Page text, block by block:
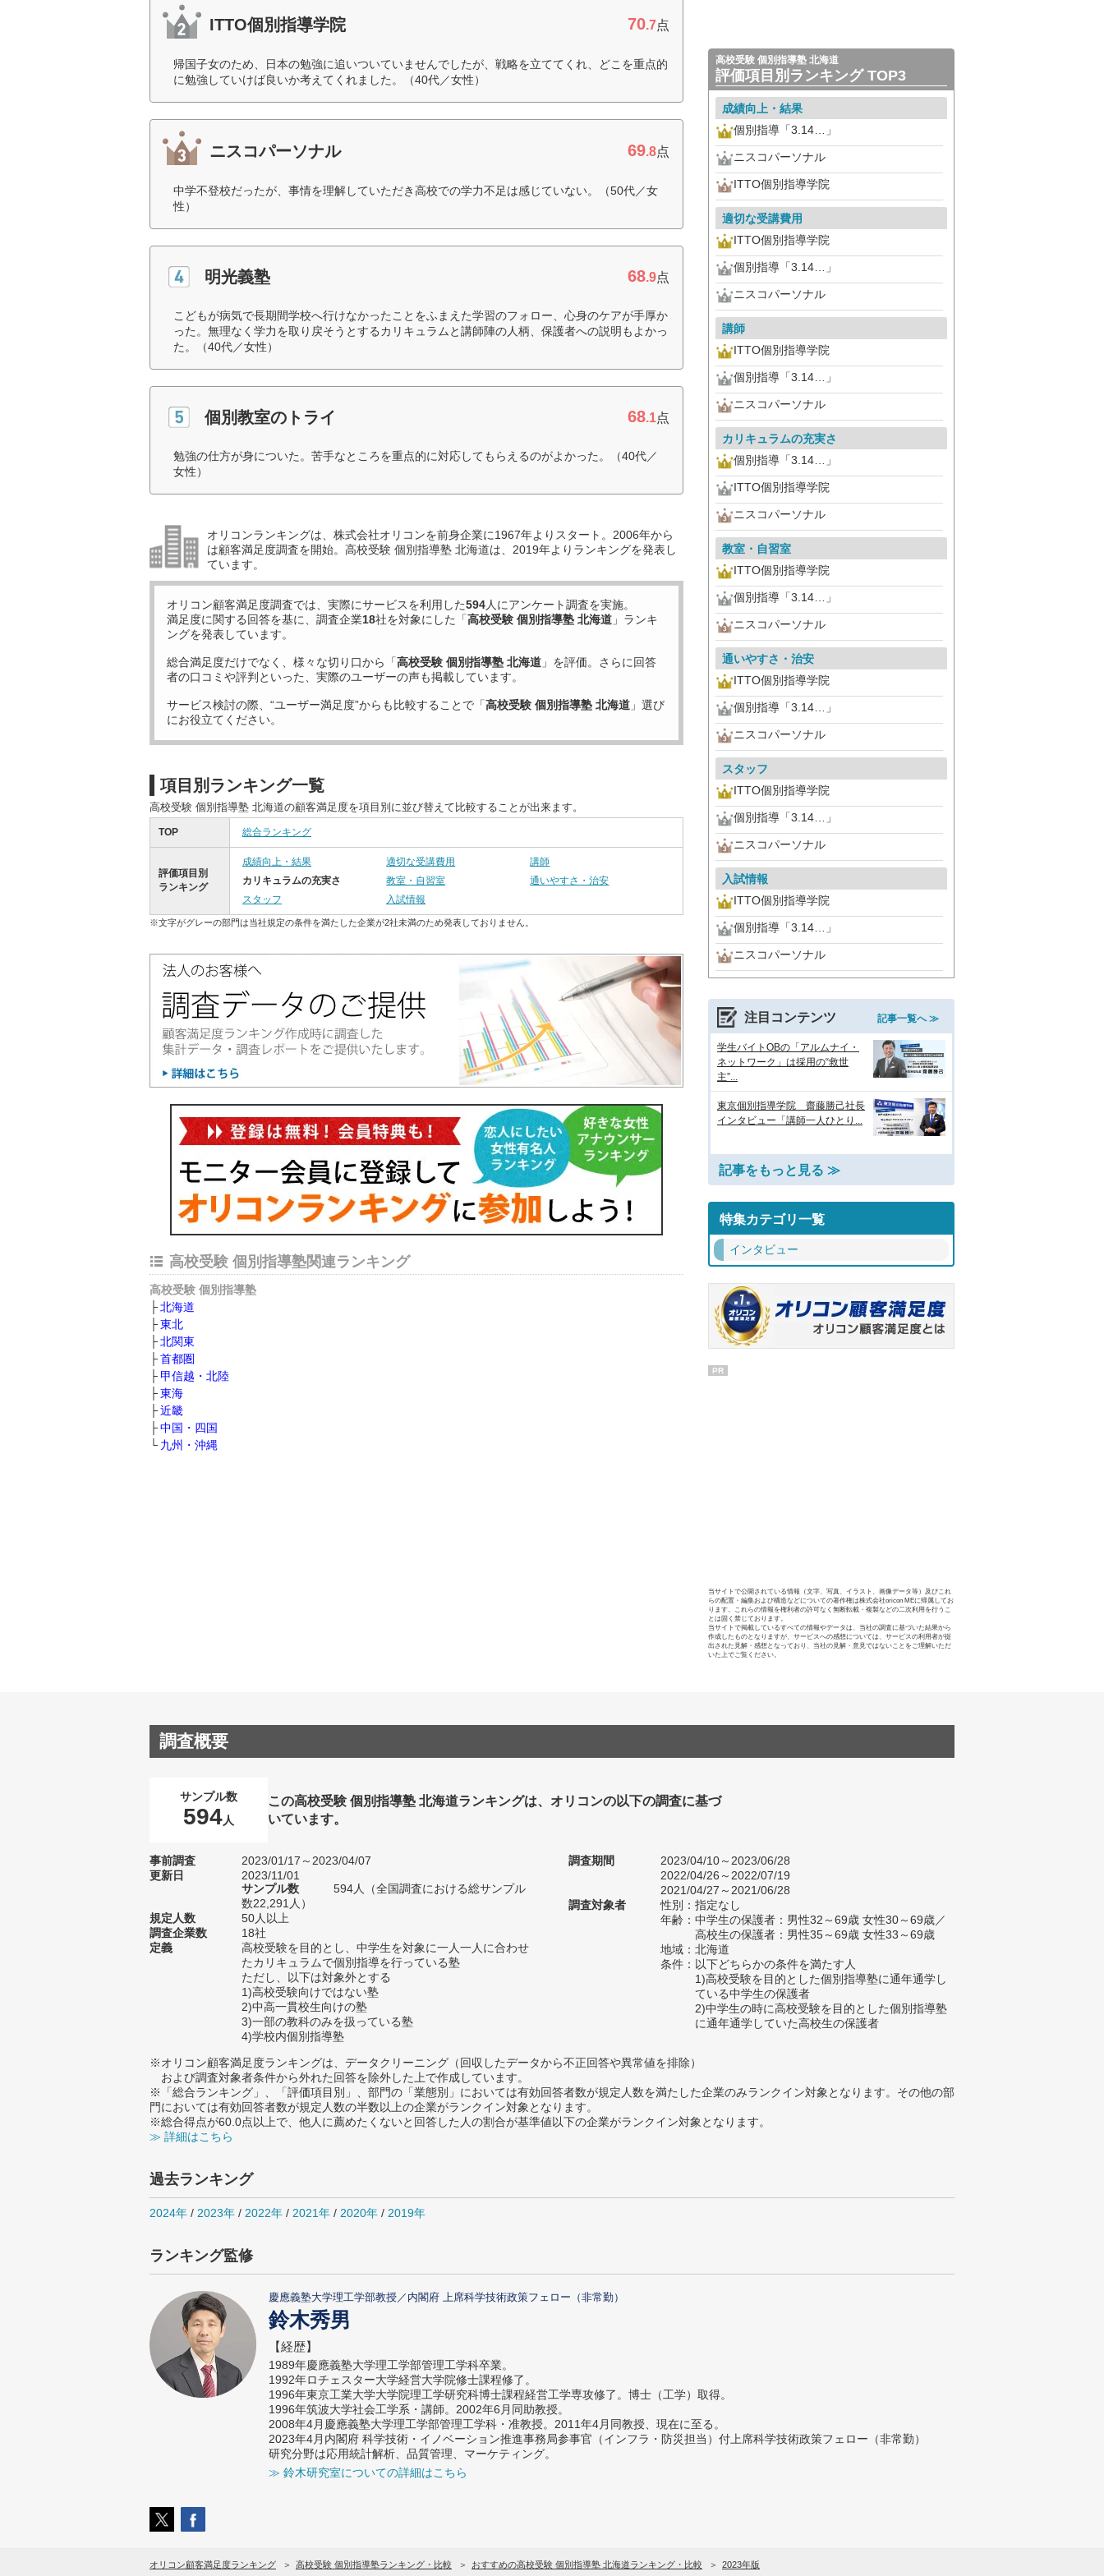
ITTO個別指導学院 70.7点
帰国子女のため、日本の勉強に追いついていませんでしたが、戦略を立ててくれ、どこを重点的
に勉強していけば良いか考えてくれました。（40代／女性）
ニスコパーソナル 69.8点
中学不登校だったが、事情を理解していただき高校での学力不足は感じていない。（50代／女
性）
明光義塾 68.9点
こどもが病気で長期間学校へ行けなかったことをふまえた学習のフォロー、心身のケアが手厚か
った。無理なく学力を取り戻そうとするカリキュラムと講師陣の人柄、保護者への説明もよかっ
た。（40代／女性）
個別教室のトライ 68.1点
勉強の仕方が身についた。苦手なところを重点的に対応してもらえるのがよかった。（40代／
女性）
オリコンランキングは、株式会社オリコンを前身企業に1967年よりスタート。2006年から
は顧客満足度調査を開始。高校受験 個別指導塾 北海道は、2019年よりランキングを発表し
ています。
オリコン顧客満足度調査では、実際にサービスを利用した594人にアンケート調査を実施。
満足度に関する回答を基に、調査企業18社を対象にした「高校受験 個別指導塾 北海道 」ランキ
ングを発表しています。
総合満足度だけでなく、様々な切り口から「高校受験 個別指導塾 北海道 」を評価。さらに回答
者の口コミや評判といった、実際のユーザーの声も掲載しています。
サービス検討の際、“ユーザー満足度”からも比較することで「高校受験 個別指導塾 北海道 」選び
にお役立てください。
項目別ランキング一覧
高校受験 個別指導塾 北海道の顧客満足度を項目別に並び替えて比較することが出来ます。
TOP 総合ランキング
評価項目別
ランキング
成績向上・結果 適切な受講費用
講師
カリキュラムの充実さ
教室・自習室
通いやすさ・治安
スタッフ
入試情報
※文字がグレーの部門は当社規定の条件を満たした企業が2社未満のため発表しておりません。
高校受験 個別指導塾関連ランキング
高校受験 個別指導塾
北海道
東北
北関東
首都圏
甲信越・北陸
東海
近畿
中国・四国
九州・沖縄
高校受験 個別指導塾 北海道
評価項目別ランキング TOP3
成績向上・結果
個別指導「3.14…」
ニスコパーソナル
ITTO個別指導学院
適切な受講費用
ITTO個別指導学院
個別指導「3.14…」
ニスコパーソナル
講師
ITTO個別指導学院
個別指導「3.14…」
ニスコパーソナル
カリキュラムの充実さ
個別指導「3.14…」
ITTO個別指導学院
ニスコパーソナル
教室・自習室
ITTO個別指導学院
個別指導「3.14…」
ニスコパーソナル
通いやすさ・治安
ITTO個別指導学院
個別指導「3.14…」
ニスコパーソナル
スタッフ
ITTO個別指導学院
個別指導「3.14…」
ニスコパーソナル
入試情報
ITTO個別指導学院
個別指導「3.14…」
ニスコパーソナル
注目コンテンツ 記事一覧へ ≫
学生バイトOBの「アルムナイ・
ネットワーク」は採用の“救世
主”...
東京個別指導学院 齋藤勝己社長
インタビュー「講師一人ひとり...
記事をもっと見る ≫
特集カテゴリ一覧
インタビュー
PR
当サイトで公開されている情報（文字、写真、イラスト、画像データ等）及びこれ
らの配置・編集および構造などについての著作権は株式会社oricon MEに帰属してお
ります。これらの情報を権利者の許可なく無断転載・複製などの二次利用を行うこ
とは固く禁じております。
当サイトで掲載しているすべての情報やデータは、当社の調査に基づいた結果から
作成したものとなりますが、サービスへの感想については、サービスの利用者が提
出された見解・感想となっており、当社の見解・意見ではないことをご理解いただ
いた上でご覧ください。
調査概要
サンプル数
594人
この高校受験 個別指導塾 北海道ランキングは、オリコンの以下の調査に基づ
いています。
事前調査
2023/01/17～2023/04/07
更新日
2023/11/01
サンプル数
594人（全国調査における総サンプル
数22,291人）
規定人数
50人以上
調査企業数
18社
定義
高校受験を目的とし、中学生を対象に一人一人に合わせ
たカリキュラムで個別指導を行っている塾
ただし、以下は対象外とする
1)高校受験向けではない塾
2)中高一貫校生向けの塾
3)一部の教科のみを扱っている塾
4)学校内個別指導塾
調査期間
2023/04/10～2023/06/28
2022/04/26～2022/07/19
2021/04/27～2021/06/28
調査対象者
性別：指定なし
年齢：中学生の保護者：男性32～69歳 女性30～69歳／
高校生の保護者：男性35～69歳 女性33～69歳
地域：北海道
条件：以下どちらかの条件を満たす人
1)高校受験を目的とした個別指導塾に通年通学し
ている中学生の保護者
2)中学生の時に高校受験を目的とした個別指導塾
に通年通学していた高校生の保護者
※オリコン顧客満足度ランキングは、データクリーニング（回収したデータから不正回答や異常値を排除）
および調査対象者条件から外れた回答を除外した上で作成しています。
※「総合ランキング」、「評価項目別」、部門の「業態別」においては有効回答者数が規定人数を満たした企業のみランクイン対象となります。その他の部
門においては有効回答者数が規定人数の半数以上の企業がランクイン対象となります。
※総合得点が60.0点以上で、他人に薦めたくないと回答した人の割合が基準値以下の企業がランクイン対象となります。
≫ 詳細はこちら
過去ランキング
2024年 / 2023年 / 2022年 / 2021年 / 2020年 / 2019年
ランキング監修
慶應義塾大学理工学部教授／内閣府 上席科学技術政策フェロー（非常勤）
鈴木秀男
【経歴】
1989年慶應義塾大学理工学部管理工学科卒業。
1992年ロチェスター大学経営大学院修士課程修了。
1996年東京工業大学大学院理工学研究科博士課程経営工学専攻修了。博士（工学）取得。
1996年筑波大学社会工学系・講師。2002年6月同助教授。
2008年4月慶應義塾大学理工学部管理工学科・准教授。2011年4月同教授、現在に至る。
2023年4月内閣府 科学技術・イノベーション推進事務局参事官（インフラ・防災担当）付上席科学技術政策フェロー（非常勤）
研究分野は応用統計解析、品質管理、マーケティング。
≫ 鈴木研究室についての詳細はこちら
オリコン顧客満足度ランキング 高校受験 個別指導塾ランキング・比較 おすすめの高校受験 個別指導塾 北海道ランキング・比較 2023年版